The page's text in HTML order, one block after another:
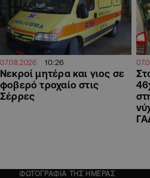
07.08.2026 10:26
Νεκροί μητέρα και γιος σε
φοβερό τροχαίο στις
Σέρρες
ΦΩΤΟΓΡΑΦΙΑ ΤΗΣ ΗΜΕΡΑΣ